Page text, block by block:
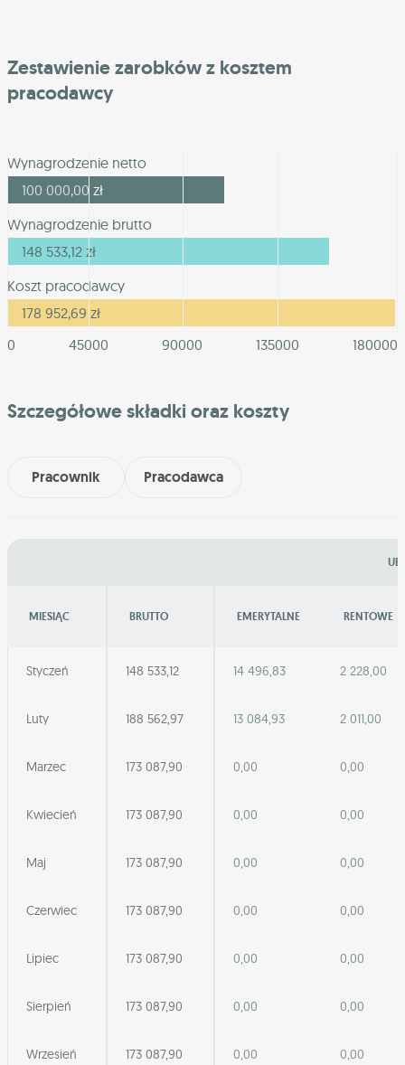
Zestawienie zarobków z kosztem
pracodawcy
Wynagrodzenie netto
100 000,00 zł
Wynagrodzenie brutto
148 533,12 zł
Koszt pracodawcy
178 952,69 zł
0
45000 90000 135000 180000
Szczegółowe składki oraz koszty
Pracownik Pracodawca
MIESIĄC BRUTTO EMERYTALNE RENTOWE
Styczeń 148 533,12 14 496,83 2 228,00
Luty 188 562,97 13 084,93 2 011,00
Marzec 173 087,90 0,00 0,00
Kwiecień 173 087,90 0,00 0,00
Maj 173 087,90 0,00 0,00
Czerwiec 173 087,90 0,00 0,00
Lipiec 173 087,90 0,00 0,00
Sierpień 173 087,90 0,00 0,00
Wrzesień 173 087,90 0,00 0,00